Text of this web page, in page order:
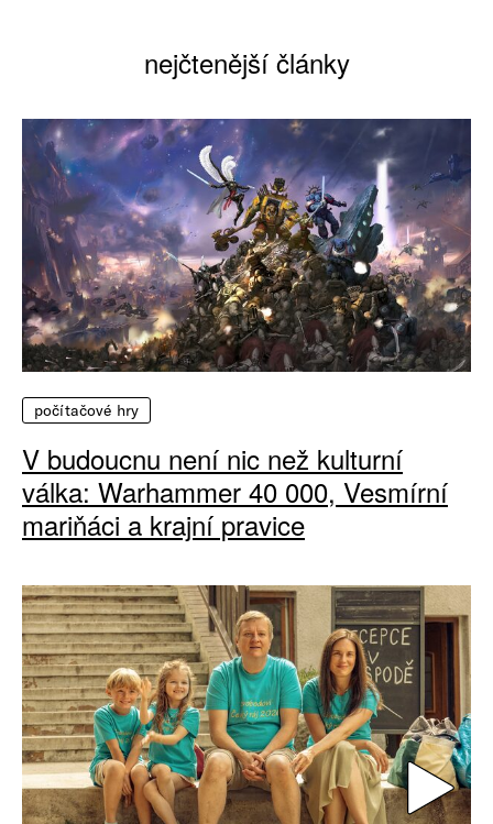
nejčtenější články
počítačové hry
V budoucnu není nic než kulturní
válka: Warhammer 40 000, Vesmírní
mariňáci a krajní pravice